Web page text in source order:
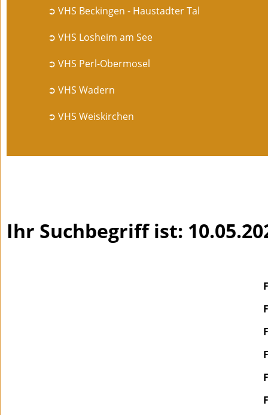
➲ VHS Beckingen - Haustadter Tal
➲ VHS Losheim am See
➲ VHS Perl-Obermosel
➲ VHS Wadern
➲ VHS Weiskirchen
Ihr Suchbegriff ist: